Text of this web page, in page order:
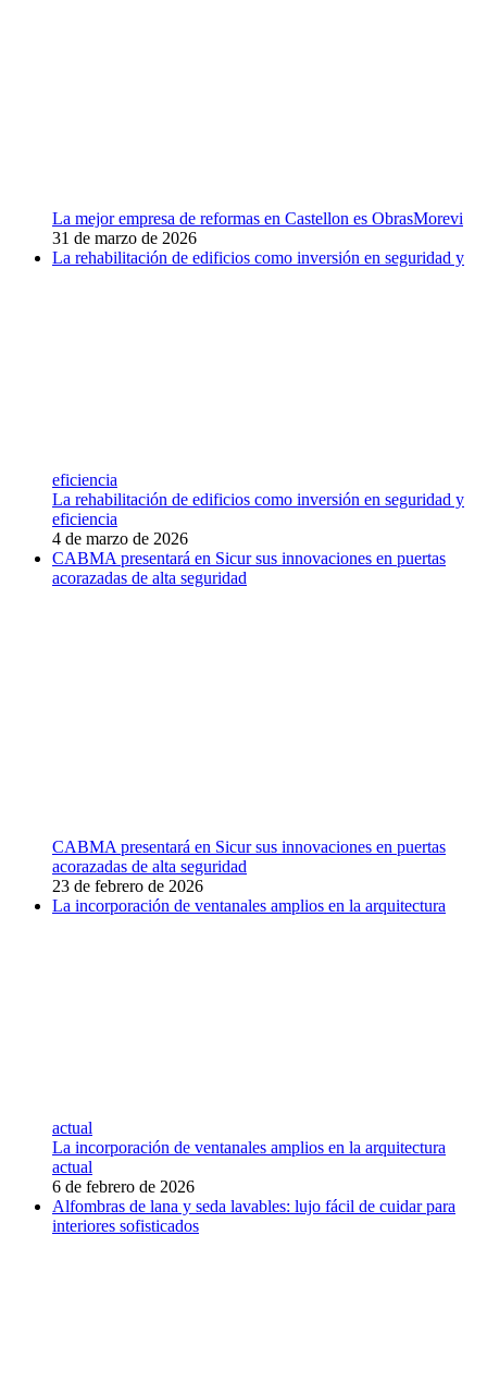
La mejor empresa de reformas en Castellon es ObrasMorevi
31 de marzo de 2026
La rehabilitación de edificios como inversión en seguridad y
eficiencia
La rehabilitación de edificios como inversión en seguridad y
eficiencia
4 de marzo de 2026
CABMA presentará en Sicur sus innovaciones en puertas
acorazadas de alta seguridad
CABMA presentará en Sicur sus innovaciones en puertas
acorazadas de alta seguridad
23 de febrero de 2026
La incorporación de ventanales amplios en la arquitectura
actual
La incorporación de ventanales amplios en la arquitectura
actual
6 de febrero de 2026
Alfombras de lana y seda lavables: lujo fácil de cuidar para
interiores sofisticados